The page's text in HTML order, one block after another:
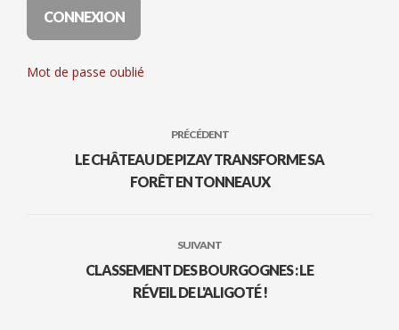
Mot de passe oublié
PRÉCÉDENT
LE CHÂTEAU DE PIZAY TRANSFORME SA
FORÊT EN TONNEAUX
SUIVANT
CLASSEMENT DES BOURGOGNES : LE
RÉVEIL DE L'ALIGOTÉ !